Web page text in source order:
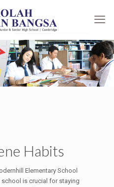
Habits
Elementary School
school is crucial for staying